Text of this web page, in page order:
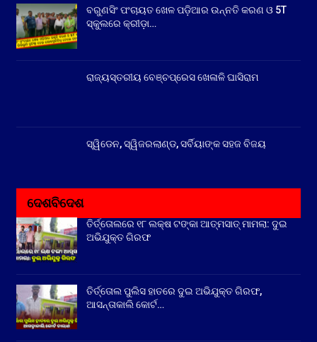
ବରୁଣସିଂ ପଂଚାୟତ ଖେଳ ପଡ଼ିଆର ଉନ୍ନତି କରଣ ଓ 5T
ସ୍କୁଲରେ କ୍ରୀଡ଼ା…
ରାଜ୍ୟସ୍ତରୀୟ ବେଞ୍ଚପ୍ରେସ ଖେଳାଳି ଘାସିରାମ
ସ୍ୱିଡେନ, ସ୍ୱିଜରଲାଣ୍ଡ, ସର୍ବିୟାଙ୍କ ସହଜ ବିଜୟ
ଦେଶବିଦେଶ
ତିର୍ତ୍ତୋଲରେ ୧୮ ଲକ୍ଷ ଟଙ୍କା ଆତ୍ମସାତ୍ ମାମଲା: ଦୁଇ
ଅଭିଯୁକ୍ତ ଗିରଫ
ତିର୍ତ୍ତୋଲ ପୁଲିସ ହାତରେ ଦୁଇ ଅଭିଯୁକ୍ତ ଗିରଫ,
ଆସନ୍ତାକାଲି କୋର୍ଟ…